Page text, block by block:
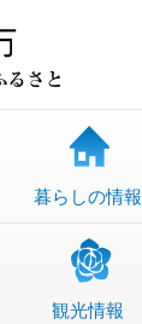
暮らしの情報
観光情報